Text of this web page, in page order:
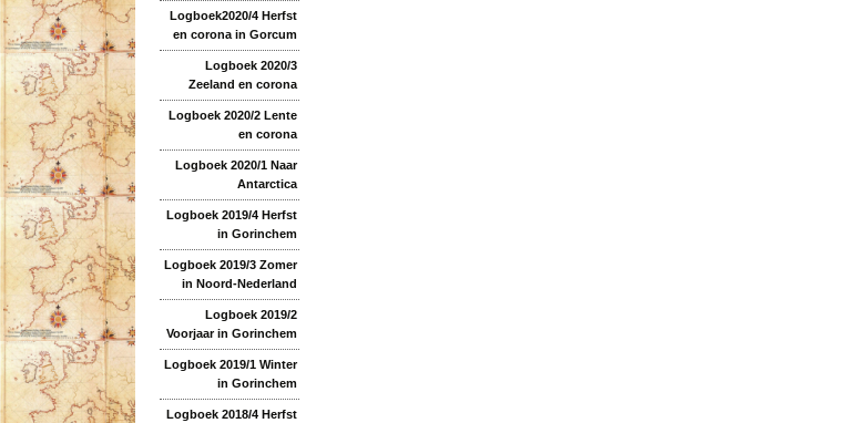
Logboek2020/4 Herfst
en corona in Gorcum
Logboek 2020/3
Zeeland en corona
Logboek 2020/2 Lente
en corona
Logboek 2020/1 Naar
Antarctica
Logboek 2019/4 Herfst
in Gorinchem
Logboek 2019/3 Zomer
in Noord-Nederland
Logboek 2019/2
Voorjaar in Gorinchem
Logboek 2019/1 Winter
in Gorinchem
Logboek 2018/4 Herfst